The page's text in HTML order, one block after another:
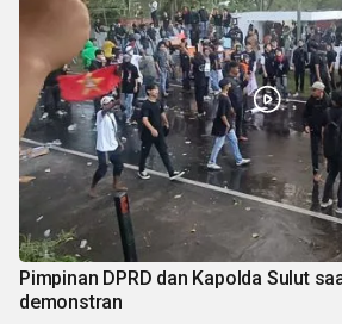
Pimpinan DPRD dan Kapolda Sulut
demonstran